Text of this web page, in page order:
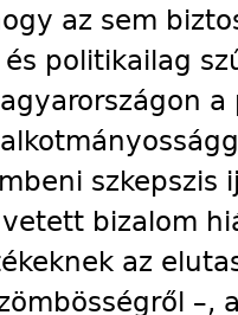
az sem
politikailag
szkepszis
bizalom
az
–,